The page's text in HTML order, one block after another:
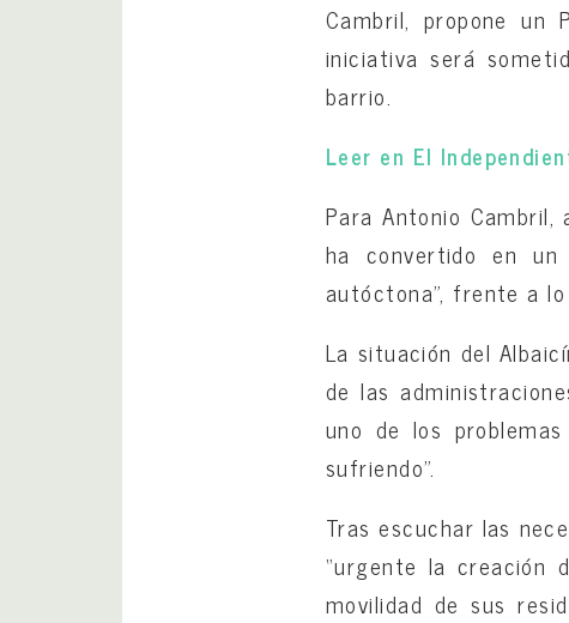
Cambril, propone un
iniciativa será
barrio.
Leer en El
Para Antonio
ha convertido en un
autóctona”, frente a
La situación del
de las
uno de los
sufriendo”.
Tras escuchar las
“urgente la creación
movilidad de sus